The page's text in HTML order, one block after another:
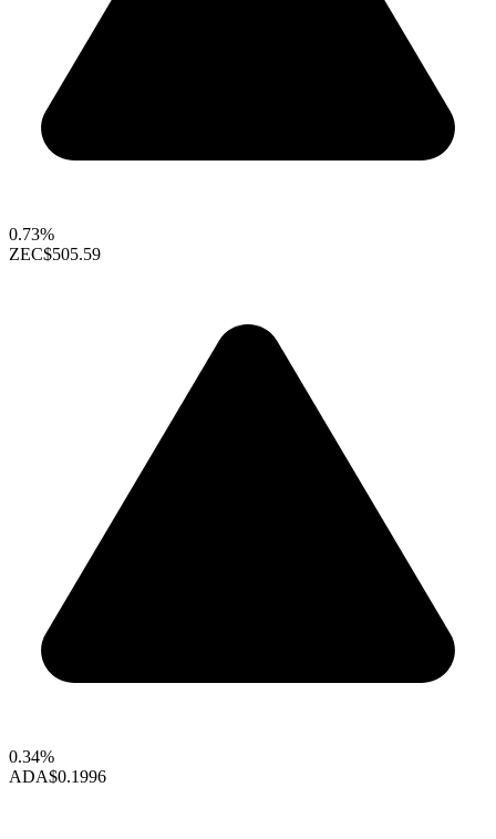
0.73%
ZEC$505.59
0.34%
ADA$0.1996